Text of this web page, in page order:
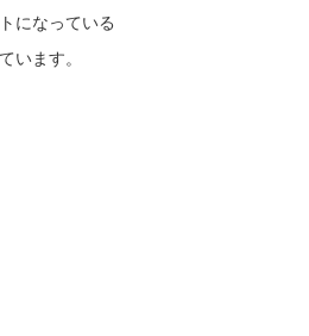
になっている
います。